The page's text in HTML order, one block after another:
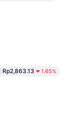
Rp2,863.13 1.65%